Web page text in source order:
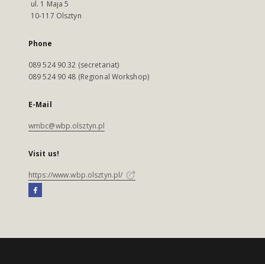
ul. 1 Maja 5
10-117 Olsztyn
Phone
089 524 90 32 (secretariat)
089 524 90 48 (Regional Workshop)
E-Mail
wmbc@wbp.olsztyn.pl
Visit us!
https://www.wbp.olsztyn.pl/